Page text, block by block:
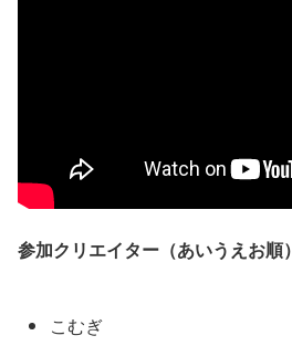
参加クリエイター（あいうえお順）
こむぎ